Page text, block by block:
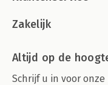
Zakelijk
Altijd op de
Schrijf u in voor